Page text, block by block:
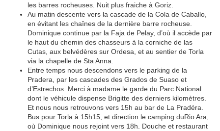
les barres rocheuses. Nuit plus fraiche à Goriz.
Au matin descente vers la cascade de la Cola de Caballo,
en évitant les chaînes de la dernière barre rocheuse.
Dominique continue par la Faja de Pelay, d’où il accède par
le haut du chemin des chasseurs à la corniche de las
Cutas, aux belvédères sur Ordesa, et au sentier de Torla
via la chapelle de Sta Anna.
Entre temps nous descendons vers le parking de la
Pradera, par les cascades des Grados de Suaso et
d’Estrechos. Merci à madame le garde du Parc National
dont le véhicule dispense Brigitte des derniers kilomètres.
Et nous nous retrouvons vers 15h au bar de La Pradéra.
Bus pour Torla à 15h15, et direction le camping duRio Ara,
où Dominique nous rejoint vers 18h. Douche et restaurant